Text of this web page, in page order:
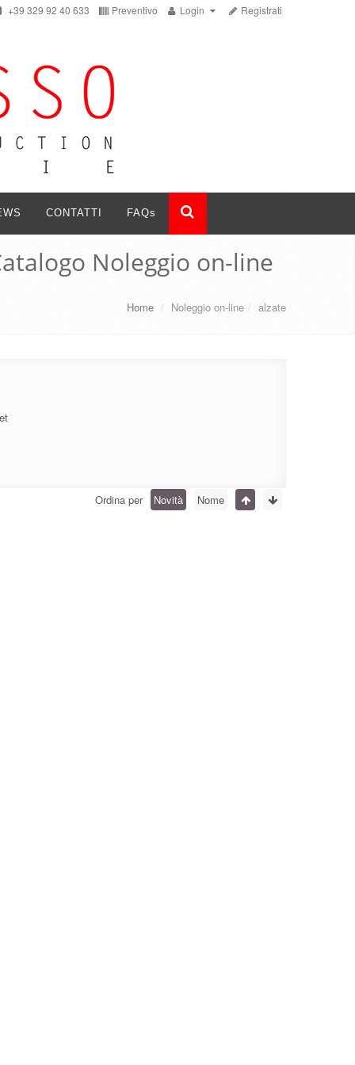
+39 329 92 40 633 Preventivo Login Registrati
CONTATTI FAQs
Noleggio on-line
Home / Noleggio on-line / alzate
Ordina per Novità Nome